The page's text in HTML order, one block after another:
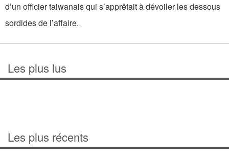
d’un officier taiwanais qui s’apprêtait à dévoiler les dessous
sordides de l’affaire.
Les plus lus
Les plus récents